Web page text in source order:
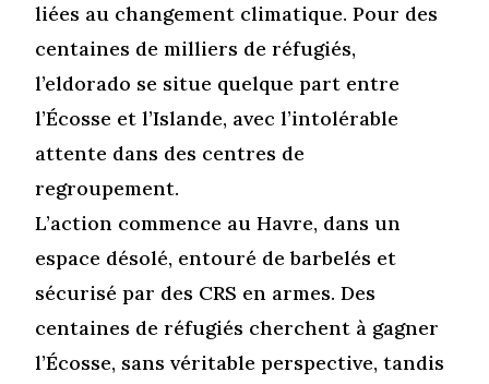
liées au changement climatique. Pour des
centaines de milliers de réfugiés,
l’eldorado se situe quelque part entre
l’Écosse et l’Islande, avec l’intolérable
attente dans des centres de
regroupement.
L’action commence au Havre, dans un
espace désolé, entouré de barbelés et
sécurisé par des CRS en armes. Des
centaines de réfugiés cherchent à gagner
l’Écosse, sans véritable perspective, tandis